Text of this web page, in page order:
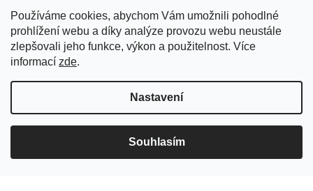
Používáme cookies, abychom Vám umožnili pohodlné
prohlížení webu a díky analýze provozu webu neustále
zlepšovali jeho funkce, výkon a použitelnost. Více
informací zde.
Nastavení
Souhlasím
Radnická 4, Brno
úterý–pátek 11–19 h
sobota 14–19 h
+420 702 152 298